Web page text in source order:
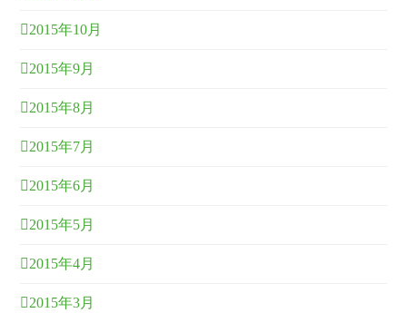
2015年10月
2015年9月
2015年8月
2015年7月
2015年6月
2015年5月
2015年4月
2015年3月